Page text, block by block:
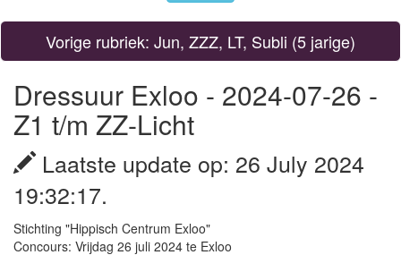
Vorige rubriek: Jun, ZZZ, LT, Subli (5 jarige)
Dressuur Exloo - 2024-07-26 -
Z1 t/m ZZ-Licht
Laatste update op: 26 July 2024
19:32:17.
Stichting "Hippisch Centrum Exloo"
Concours: Vrijdag 26 juli 2024 te Exloo